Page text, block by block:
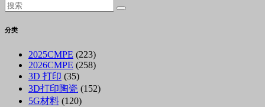
分类
2025CMPE (223)
2026CMPE (258)
3D 打印 (35)
3D打印陶瓷 (152)
5G材料 (120)